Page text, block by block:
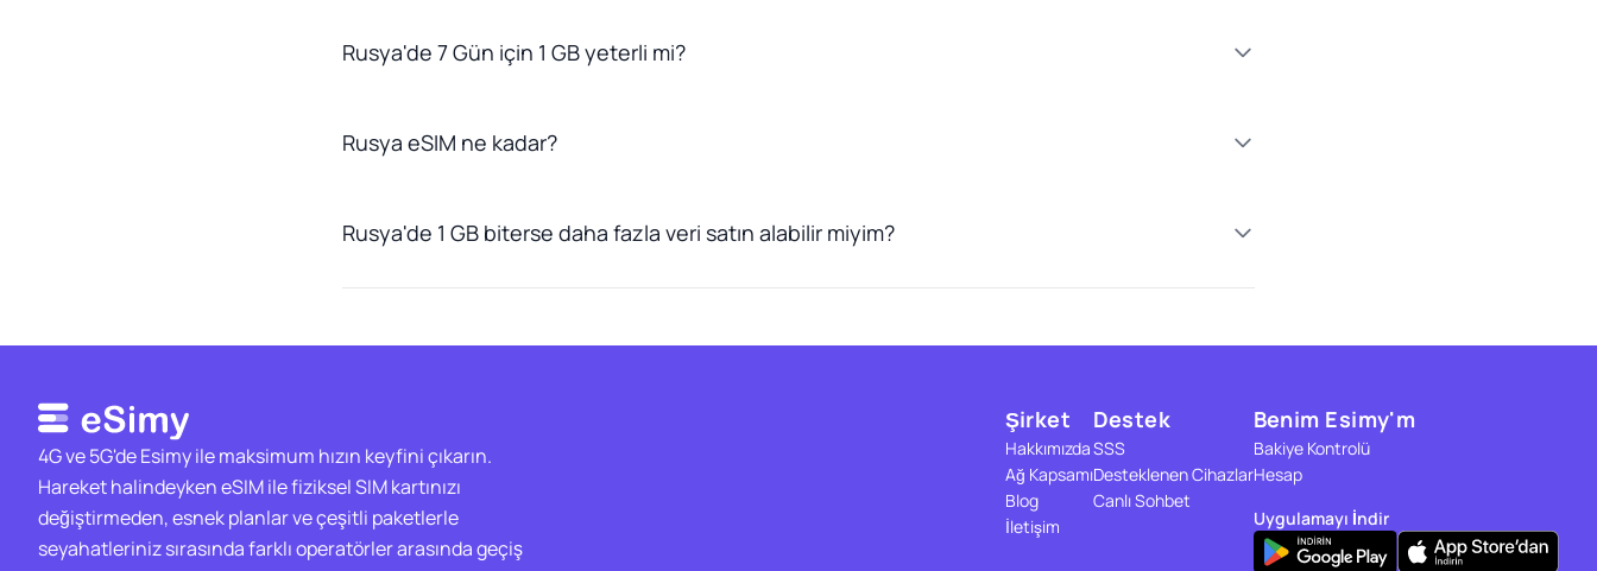
Rusya'de 7 Gün için 1 GB yeterli mi?
Rusya eSIM ne kadar?
Rusya'de 1 GB biterse daha fazla veri satın alabilir miyim?
4G ve 5G'de Esimy ile maksimum hızın keyfini çıkarın.
Hareket halindeyken eSIM ile fiziksel SIM kartınızı
değiştirmeden, esnek planlar ve çeşitli paketlerle
seyahatleriniz sırasında farklı operatörler arasında geçiş
Şirket
Hakkımızda
Ağ Kapsamı
Blog
İletişim
Destek
SSS
Desteklenen Cihazlar
Canlı Sohbet
Benim Esimy'm
Bakiye Kontrolü
Hesap
Uygulamayı İndir